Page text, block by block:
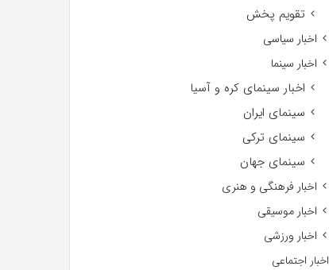
تقویم پخش
اخبار سیاسی
اخبار سینما
اخبار سینمای کره و آسیا
سینمای ایران
سینمای ترکی
سینمای جهان
اخبار فرهنگی و هنری
اخبار موسیقی
اخبار ورزشی
اخبار اجتماعی